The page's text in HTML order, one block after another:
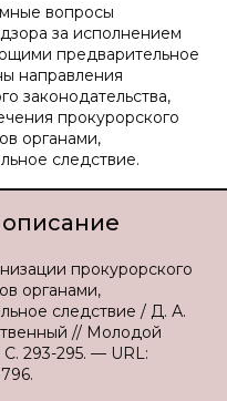
вопросы
за исполнением
предварительное
направления
законодательства,
прокурорского
органами,
следствие.
прокурорского
органами,
следствие / Д. А.
// Молодой
293-295. — URL: